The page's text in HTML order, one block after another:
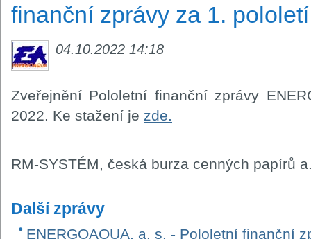
finanční zprávy za 1.
04.10.2022 14:18
Zveřejnění Pololetní finanční zprávy
2022. Ke stažení je zde.
RM-SYSTÉM, česká burza cenných papírů
Další zprávy
ENERGOAQUA, a. s. - Pololetní finanční